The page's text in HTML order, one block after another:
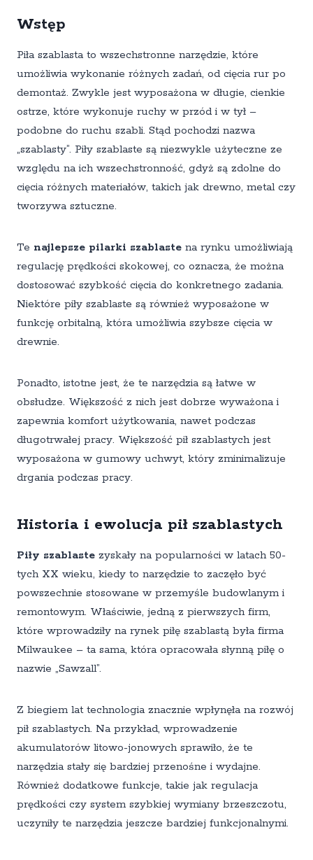
Wstęp
Piła szablasta to wszechstronne narzędzie, które
umożliwia wykonanie różnych zadań, od cięcia rur po
demontaż. Zwykle jest wyposażona w długie, cienkie
ostrze, które wykonuje ruchy w przód i w tył –
podobne do ruchu szabli. Stąd pochodzi nazwa
„szablasty”. Piły szablaste są niezwykle użyteczne ze
względu na ich wszechstronność, gdyż są zdolne do
cięcia różnych materiałów, takich jak drewno, metal czy
tworzywa sztuczne.
Te najlepsze pilarki szablaste na rynku umożliwiają
regulację prędkości skokowej, co oznacza, że można
dostosować szybkość cięcia do konkretnego zadania.
Niektóre piły szablaste są również wyposażone w
funkcję orbitalną, która umożliwia szybsze cięcia w
drewnie.
Ponadto, istotne jest, że te narzędzia są łatwe w
obsłudze. Większość z nich jest dobrze wyważona i
zapewnia komfort użytkowania, nawet podczas
długotrwałej pracy. Większość pił szablastych jest
wyposażona w gumowy uchwyt, który zminimalizuje
drgania podczas pracy.
Historia i ewolucja pił szablastych
Piły szablaste zyskały na popularności w latach 50-
tych XX wieku, kiedy to narzędzie to zaczęło być
powszechnie stosowane w przemyśle budowlanym i
remontowym. Właściwie, jedną z pierwszych firm,
które wprowadziły na rynek piłę szablastą była firma
Milwaukee – ta sama, która opracowała słynną piłę o
nazwie „Sawzall”.
Z biegiem lat technologia znacznie wpłynęła na rozwój
pił szablastych. Na przykład, wprowadzenie
akumulatorów litowo-jonowych sprawiło, że te
narzędzia stały się bardziej przenośne i wydajne.
Również dodatkowe funkcje, takie jak regulacja
prędkości czy system szybkiej wymiany brzeszczotu,
uczyniły te narzędzia jeszcze bardziej funkcjonalnymi.